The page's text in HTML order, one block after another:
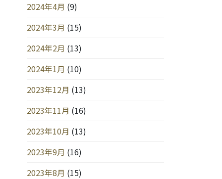
2024年4月 (9)
2024年3月 (15)
2024年2月 (13)
2024年1月 (10)
2023年12月 (13)
2023年11月 (16)
2023年10月 (13)
2023年9月 (16)
2023年8月 (15)